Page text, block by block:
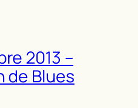
2013 –
de Blues